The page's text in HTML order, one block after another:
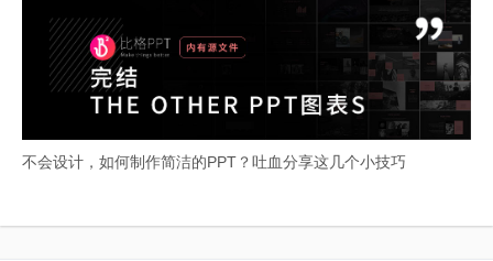
不会设计，如何制作简洁的PPT？吐血分享这几个小技巧